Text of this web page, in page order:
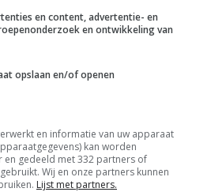
lekkere soyasaus
en content, advertentie- en
en ontwikkeling van
opslaan en/of openen
en informatie van uw apparaat
kan worden
gedeeld met 332 partners of
Wij en onze partners kunnen
Lijst met partners.